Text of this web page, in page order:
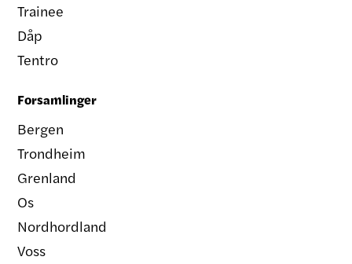
Trainee
Dåp
Tentro
Forsamlinger
Bergen
Trondheim
Grenland
Os
Nordhordland
Voss